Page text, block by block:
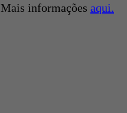
Mais informações aqui.